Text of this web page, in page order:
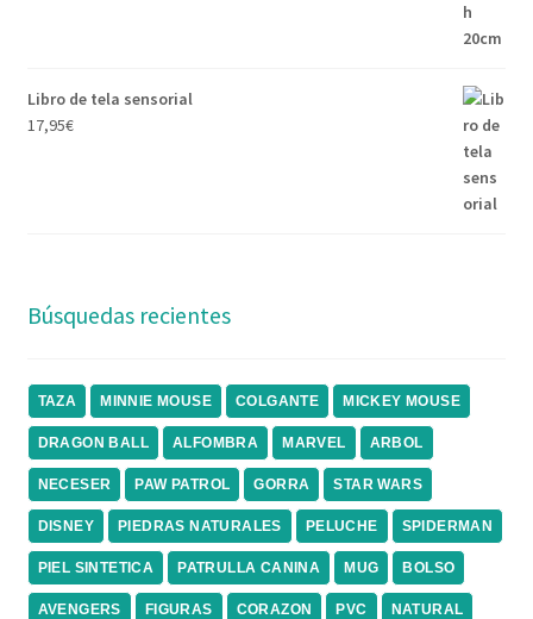
Libro de tela sensorial
17,95€
Búsquedas recientes
TAZA MINNIE MOUSE COLGANTE MICKEY MOUSE
DRAGON BALL ALFOMBRA MARVEL ARBOL
NECESER PAW PATROL GORRA STAR WARS
DISNEY PIEDRAS NATURALES PELUCHE SPIDERMAN
PIEL SINTETICA PATRULLA CANINA MUG BOLSO
AVENGERS FIGURAS CORAZON PVC NATURAL